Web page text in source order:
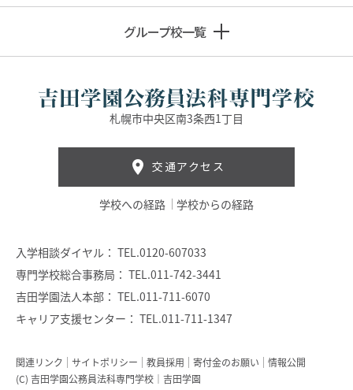
グループ校一覧
札幌市中央区南3条西1丁目
交通アクセス
学校への経路 学校からの経路
入学相談ダイヤル： TEL.0120-607033
専門学校総合事務局： TEL.011-742-3441
吉田学園法人本部： TEL.011-711-6070
キャリア支援センター： TEL.011-711-1347
関連リンク サイトポリシー 教員採用 寄付金のお願い
情報公開
(C) 吉田学園公務員法科専門学校｜吉田学園